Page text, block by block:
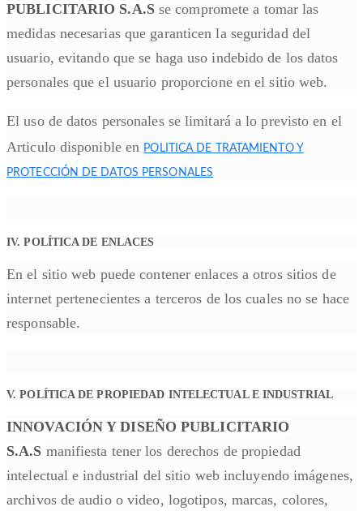
PUBLICITARIO S.A.Sse compromete a tomar las
medidas necesarias que garanticen la seguridad del
usuario, evitando que se haga uso indebido de los datos
personales que el usuario proporcione en el sitio web.
El uso de datos personales se limitará a lo previsto en el
Articulo disponible en POLITICA DE TRATAMIENTO Y
PROTECCIÓN DE DATOS PERSONALES
IV. POLÍTICA DE ENLACES
En el sitio web puede contener enlaces a otros sitios de
internet pertenecientes a terceros de los cuales no se hace
responsable.
V. POLÍTICA DE PROPIEDAD INTELECTUAL E INDUSTRIAL
INNOVACIÓN Y DISEÑO PUBLICITARIO
S.A.S manifiesta tener los derechos de propiedad
intelectual e industrial del sitio web incluyendo imágenes,
archivos de audio o video, logotipos, marcas, colores,